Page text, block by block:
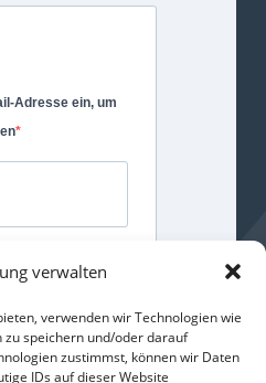
verwalten
verwenden wir Technologien wie
speichern und/oder darauf
zustimmst, können wir Daten
IDs auf dieser Website
Adresse ein, um
an.